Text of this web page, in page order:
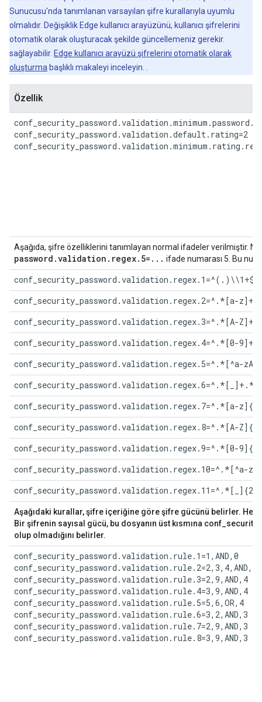
Sunucusu'nda tanımlanan varsayılan şifre kurallarıyla uyumlu
olmalıdır. Değişiklik Edge kullanıcı arayüzünü, kullanıcı şifrelerini
otomatik olarak oluşturacak şekilde güncellemeniz gerekir.
sağlayabilir. Edge kullanıcı arayüzü şifrelerini otomatik olarak
oluşturma başlıklı makaleyi inceleyin. .
Özellik
conf_security_password.validation.default.rating=2
Aşağıda, şifre özelliklerini tanımlayan normal ifadeler verilmiştir.
password.validation.regex. 5=... ifade numarası 5. Bu
conf_security_password.validation.regex.1=^(.)\\1+$
conf_security_password.validation.regex.2=^.*[a-
conf_security_password.validation.regex.3=^.*[A-
conf_security_password.validation.regex.4=^.*[0-
conf_security_password.validation.regex.5=^.*[^a-
conf_security_password.validation.regex.6=^.*[_]+.*$
conf_security_password.validation.regex.7=^.*[a-
conf_security_password.validation.regex.8=^.*[A-
conf_security_password.validation.regex.9=^.*[0-
conf_security_password.validation.regex.10=^.*[^a-
Aşağıdaki kurallar, şifre içeriğine göre şifre gücünü belirler.
Bir şifrenin sayısal gücü, bu dosyanın üst kısmına
olup olmadığını belirler.
conf_security_password.validation.rule.1=1,AND,0
conf_security_password.validation.rule.2=2,3,4,AND,4
conf_security_password.validation.rule.3=2,9,AND,4
conf_security_password.validation.rule.4=3,9,AND,4
conf_security_password.validation.rule.5=5,6,OR,4
conf_security_password.validation.rule.6=3,2,AND,3
conf_security_password.validation.rule.7=2,9,AND,3
conf_security_password.validation.rule.8=3,9,AND,3